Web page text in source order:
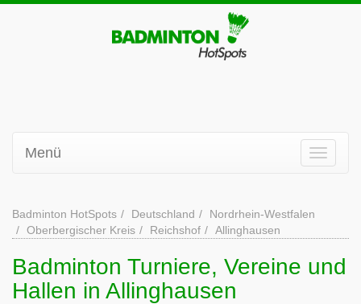
Menü
Badminton HotSpots Deutschland
Nordrhein-Westfalen
Oberbergischer Kreis
Reichshof Allinghausen
Badminton Turniere, Vereine und
Hallen in Allinghausen